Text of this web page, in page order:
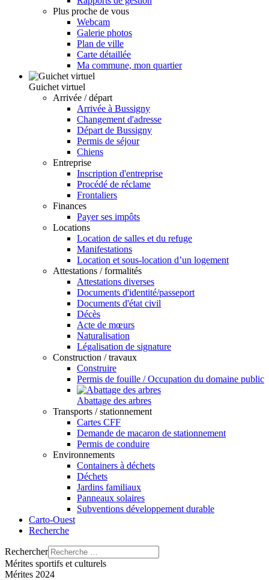
Plus proche de vous
Webcam
Galerie photos
Plan de ville
Carte détaillée
Ma commune, mon quartier
Guichet virtuel
Arrivée / départ
Arrivée à Bussigny
Changement d'adresse
Départ de Bussigny
Permis de séjour
Chiens
Entreprise
Inscription d'entreprise
Procédé de réclame
Frontaliers
Finances
Payer ses impôts
Locations
Location de salles et du refuge
Manifestations
Location et sous-location d’un logement
Attestations / formalités
Attestations diverses
Documents d'identité/passeport
Documents d'état civil
Décès
Acte de mœurs
Naturalisation
Légalisation de signature
Construction / travaux
Construire
Permis de fouille / Occupation du domaine public
Abattage des arbres
Transports / stationnement
Cartes CFF
Demande de macaron de stationnement
Permis de conduire
Environnements
Containers à déchets
Déchets
Jardins familiaux
Panneaux solaires
Subventions développement durable
Carto-Ouest
Recherche
Rechercher
Mérites sportifs et culturels
Mérites 2024